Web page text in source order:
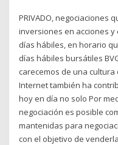
PRIVADO, negociaciones
inversiones en acciones y
días hábiles, en horario
días hábiles bursátiles
carecemos de una
Internet también ha
hoy en día no solo Por
negociación es posible
mantenidas para
con el objetivo de